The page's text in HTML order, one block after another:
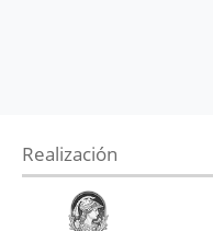
Realización